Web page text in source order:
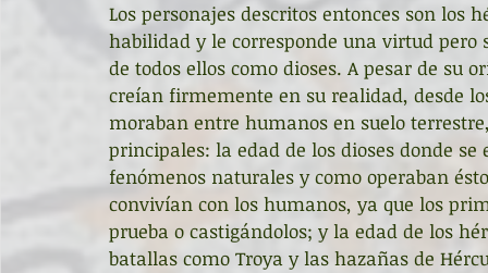
Los personajes descritos entonces son los
habilidad y le corresponde una virtud
de todos ellos como dioses. A pesar de su
creían firmemente en su realidad, desde
moraban entre humanos en suelo
principales: la edad de los dioses donde
fenómenos naturales y como operaban
convivían con los humanos, ya que los
prueba o castigándolos; y la edad de los
batallas como Troya y las hazañas de